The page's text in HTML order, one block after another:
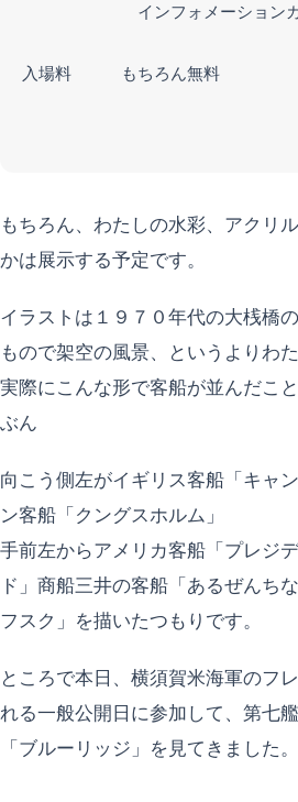
インフォメーションカウ
入場料　　　もちろん無料
もちろん、わたしの水彩、アクリ
かは展示する予定です。
イラストは１９７０年代の大桟橋
もので架空の風景、というよりわ
実際にこんな形で客船が並んだこ
ぶん
向こう側左がイギリス客船「キャ
ン客船「クングスホルム」
手前左からアメリカ客船「プレジ
ド」商船三井の客船「あるぜんち
フスク」を描いたつもりです。
ところで本日、横須賀米海軍のフ
れる一般公開日に参加して、第七
「ブルーリッジ」を見てきました。